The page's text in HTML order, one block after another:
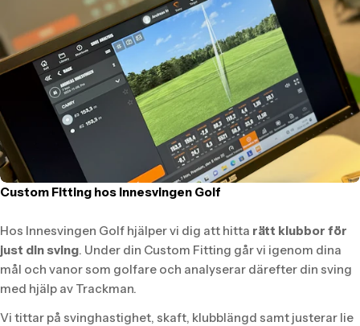
Custom Fitting hos Innesvingen Golf
Hos Innesvingen Golf hjälper vi dig att hitta rätt klubbor för
just din sving. Under din Custom Fitting går vi igenom dina
mål och vanor som golfare och analyserar därefter din sving
med hjälp av Trackman.
Vi tittar på svinghastighet, skaft, klubblängd samt justerar lie